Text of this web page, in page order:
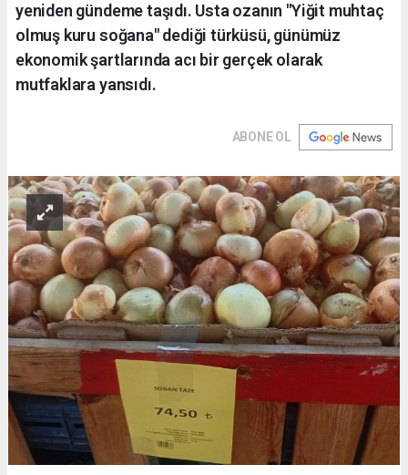
yeniden gündeme taşıdı. Usta ozanın "Yiğit muhtaç
olmuş kuru soğana" dediği türküsü, günümüz
ekonomik şartlarında acı bir gerçek olarak
mutfaklara yansıdı.
ABONE OL